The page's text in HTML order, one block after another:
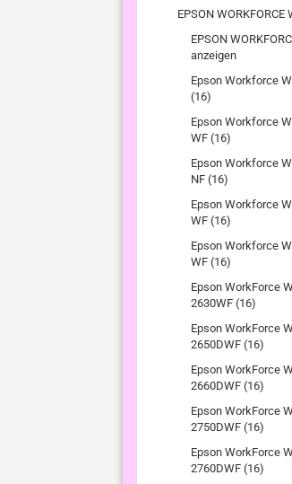
EPSON WORKFORCE
EPSON
anzeigen
Epson Workforce
(16)
Epson Workforce
WF (16)
Epson Workforce
NF (16)
Epson Workforce
WF (16)
Epson Workforce
WF (16)
Epson WorkForce
2630WF (16)
Epson WorkForce
2650DWF (16)
Epson WorkForce
2660DWF (16)
Epson WorkForce
2750DWF (16)
Epson WorkForce
2760DWF (16)